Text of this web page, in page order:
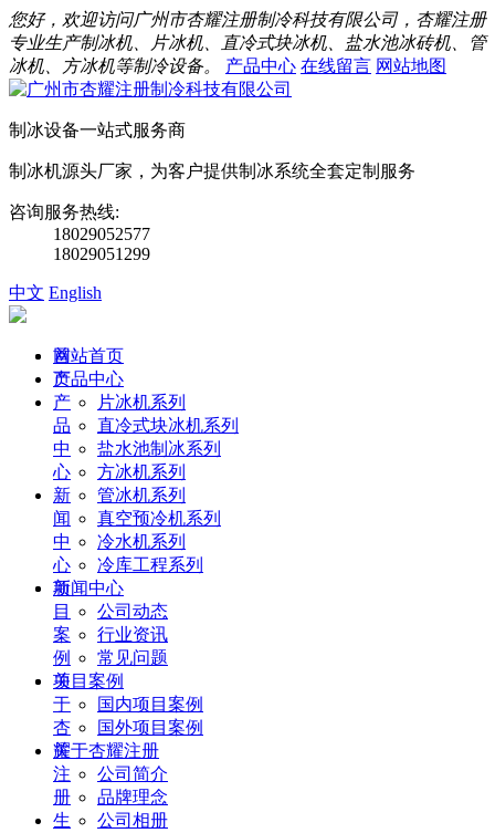
您好，欢迎访问广州市杏耀注册制冷科技有限公司，杏耀注册
专业生产制冰机、片冰机、直冷式块冰机、盐水池冰砖机、管
冰机、方冰机等制冷设备。
产品中心 在线留言 网站地图
制冰设备一站式服务商
制冰机源头厂家，为客户提供制冰系统全套定制服务
咨询服务热线:
18029052577
18029051299
中文 English
首
页
产
品
中
心
新
闻
中
心
项
目
案
例
关
于
杏
耀
注
册
生
网站首页
产品中心
片冰机系列
直冷式块冰机系列
盐水池制冰系列
方冰机系列
管冰机系列
真空预冷机系列
冷水机系列
冷库工程系列
新闻中心
公司动态
行业资讯
常见问题
项目案例
国内项目案例
国外项目案例
关于杏耀注册
公司简介
品牌理念
公司相册